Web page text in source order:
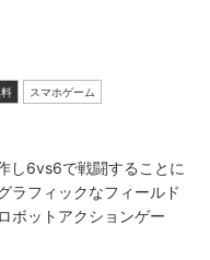
スマホゲーム
し6vs6で戦闘することに
ラフィックなフィールド
ボットアクションゲー